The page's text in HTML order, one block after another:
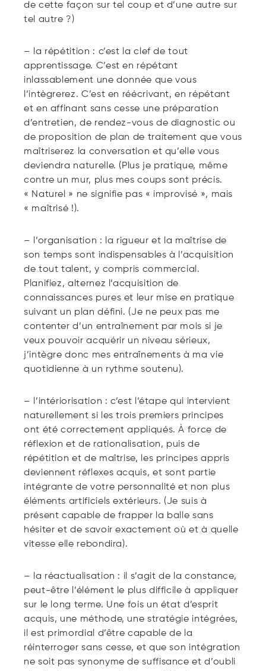
de cette façon sur tel coup et d’une autre sur
tel autre ?)
– la répétition : c’est la clef de tout
apprentissage. C’est en répétant
inlassablement une donnée que vous
l’intègrerez. C’est en réécrivant, en répétant
et en affinant sans cesse une préparation
d’entretien, de rendez-vous de diagnostic ou
de proposition de plan de traitement que vous
maîtriserez la conversation et qu’elle vous
deviendra naturelle. (Plus je pratique, même
contre un mur, plus mes coups sont précis.
« Naturel » ne signifie pas « improvisé », mais
« maîtrisé !).
– l’organisation : la rigueur et la maîtrise de
son temps sont indispensables à l’acquisition
de tout talent, y compris commercial.
Planifiez, alternez l’acquisition de
connaissances pures et leur mise en pratique
suivant un plan défini. (Je ne peux pas me
contenter d’un entraînement par mois si je
veux pouvoir acquérir un niveau sérieux,
j’intègre donc mes entraînements à ma vie
quotidienne à un rythme soutenu).
– l’intériorisation : c’est l’étape qui intervient
naturellement si les trois premiers principes
ont été correctement appliqués. À force de
réflexion et de rationalisation, puis de
répétition et de maîtrise, les principes appris
deviennent réflexes acquis, et sont partie
intégrante de votre personnalité et non plus
éléments artificiels extérieurs. (Je suis à
présent capable de frapper la balle sans
hésiter et de savoir exactement où et à quelle
vitesse elle rebondira).
– la réactualisation : il s’agit de la constance,
peut-être l’élément le plus difficile à appliquer
sur le long terme. Une fois un état d’esprit
acquis, une méthode, une stratégie intégrées,
il est primordial d’être capable de la
réinterroger sans cesse, et que son intégration
ne soit pas synonyme de suffisance et d’oubli